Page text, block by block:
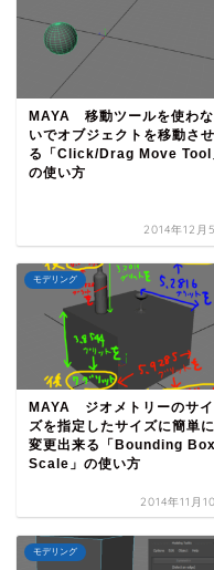
MAYA 移動ツールを使わな
いでオブジェクトを移動させ
る「Click/Drag Move Tool
の使い方
2014年12月
モデリング
MAYA ジオメトリーのサイ
ズを指定したサイズに簡単に
変更出来る「Bounding Box
Scale」の使い方
2014年11月
モデリング